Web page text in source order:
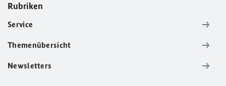
Rubriken
Service
Themenübersicht
Newsletters